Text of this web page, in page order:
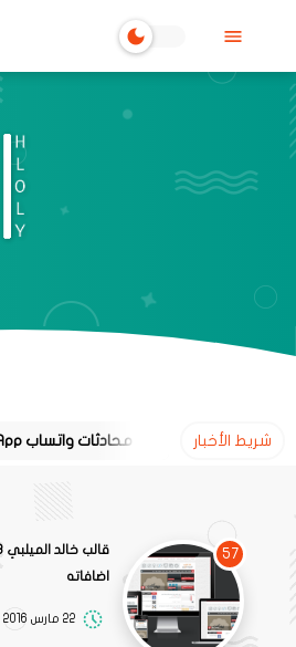
شريط الأخبار
طريقة معرفة محادثات واتساب WhatsApp التي تستخدم مساحة تخزين كبيرة على هاتفك
57
اضافاته
22 مارس 2016